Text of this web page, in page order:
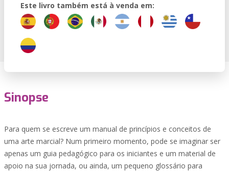
Este livro também está à venda em:
Sinopse
Para quem se escreve um manual de princípios e conceitos de
uma arte marcial? Num primeiro momento, pode se imaginar ser
apenas um guia pedagógico para os iniciantes e um material de
apoio na sua jornada, ou ainda, um pequeno glossário para